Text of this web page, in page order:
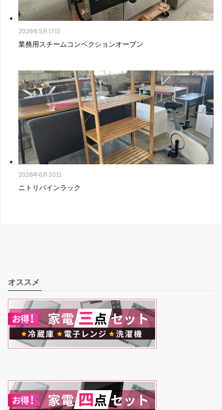
2026年5月17日
業務用スチームコンベクションオーブン
2026年6月30日
ニトリパインラック
オススメ